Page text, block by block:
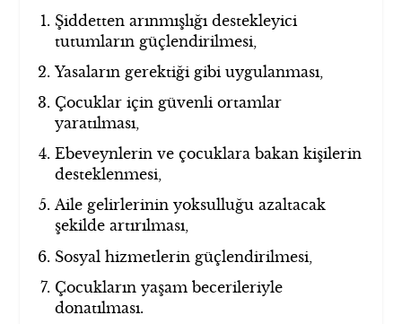
Şiddetten arınmışlığı destekleyici
tutumların güçlendirilmesi,
Yasaların gerektiği gibi uygulanması,
Çocuklar için güvenli ortamlar
yaratılması,
Ebeveynlerin ve çocuklara bakan kişilerin
desteklenmesi,
Aile gelirlerinin yoksulluğu azaltacak
şekilde artırılması,
Sosyal hizmetlerin güçlendirilmesi,
Çocukların yaşam becerileriyle
donatılması.